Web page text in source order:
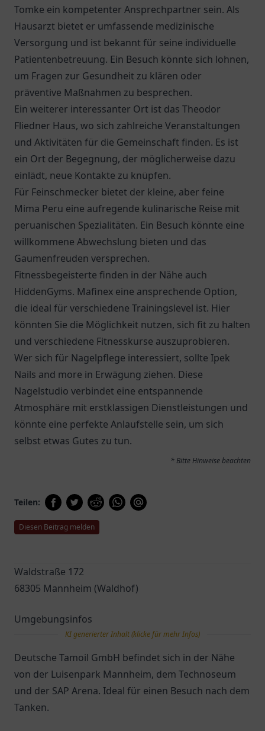
Tomke ein kompetenter Ansprechpartner sein. Als
Hausarzt bietet er umfassende medizinische
Versorgung und ist bekannt für seine individuelle
Patientenbetreuung. Ein Besuch könnte sich lohnen,
um Fragen zur Gesundheit zu klären oder
präventive Maßnahmen zu besprechen.
Ein weiterer interessanter Ort ist das Theodor
Fliedner Haus, wo sich zahlreiche Veranstaltungen
und Aktivitäten für die Gemeinschaft finden. Es ist
ein Ort der Begegnung, der möglicherweise dazu
einlädt, neue Kontakte zu knüpfen.
Für Feinschmecker bietet der kleine, aber feine
Mima Peru eine aufregende kulinarische Reise mit
peruanischen Spezialitäten. Ein Besuch könnte eine
willkommene Abwechslung bieten und das
Gaumenfreuden versprechen.
Fitnessbegeisterte finden in der Nähe auch
HiddenGyms. Mafinex eine ansprechende Option,
die ideal für verschiedene Trainingslevel ist. Hier
könnten Sie die Möglichkeit nutzen, sich fit zu halten
und verschiedene Fitnesskurse auszuprobieren.
Wer sich für Nagelpflege interessiert, sollte Ipek
Nails and more in Erwägung ziehen. Diese
Nagelstudio verbindet eine entspannende
Atmosphäre mit erstklassigen Dienstleistungen und
könnte eine perfekte Anlaufstelle sein, um sich
selbst etwas Gutes zu tun.
* Bitte Hinweise beachten
Teilen:
Diesen Beitrag melden
Waldstraße 172
68305 Mannheim (Waldhof)
Umgebungsinfos
KI generierter Inhalt (klicke für mehr Infos)
Deutsche Tamoil GmbH befindet sich in der Nähe
von der Luisenpark Mannheim, dem Technoseum
und der SAP Arena. Ideal für einen Besuch nach dem
Tanken.